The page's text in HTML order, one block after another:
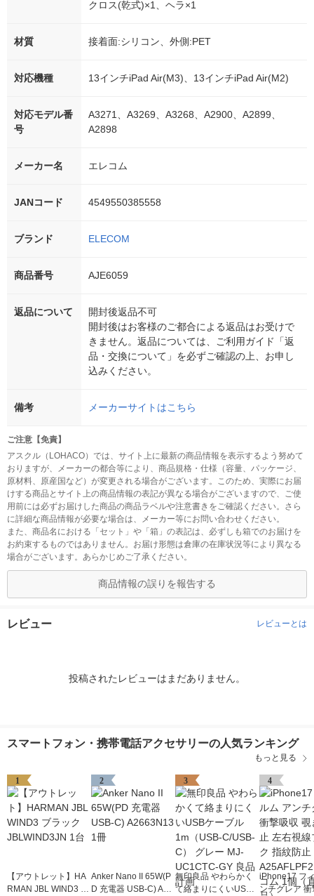
クロス(乾式)×1、ヘラ×1
材質 接着面:シリコン、外側:PET
対応機種 13インチiPad Air(M3)、13インチiPad Air(M2)
対応モデル番
号
A3271、A3269、A3268、A2900、A2899、
A2898
メーカー名 エレコム
JANコード 4549550385558
ブランド ELECOM
商品番号 AJE6059
返品について
開封後返品不可
開封後はお客様のご都合による返品はお受けで
きません。返品については、ご利用ガイド「返
品・交換について」を必ずご確認の上、お申し
込みください。
備考 メーカーサイトはこちら
ご注意【免責】
アスクル（LOHACO）では、サイト上に最新の商品情報を表示するよう努めて
おりますが、メーカーの都合等により、商品規格・仕様（容量、パッケージ、
原材料、原産国など）が変更される場合がございます。このため、実際にお届
けする商品とサイト上の商品情報の表記が異なる場合がございますので、ご使
用前には必ずお届けした商品の商品ラベルや注意書きをご確認ください。さら
に詳細な商品情報が必要な場合は、メーカー等にお問い合わせください。
また、商品名における「セット」や「箱」の表記は、必ずしも箱でのお届けを
お約束するものではありません。お届け形態は倉庫の在庫状況等により異なる
場合がございます。あらかじめご了承ください。
商品情報の誤りを報告する
レビュー レビューとは
投稿されたレビューはまだありません。
スマートフォン・携帯電話アクセサリーの人気ランキング
もっと見る
1
【アウトレット】HA
RMAN JBL WIND3 ブ
2
Anker Nano II 65W(P
D 充電器 USB-C) A26
3
無印良品 やわらかく
て絡まりにくいUSB
4
iPhone17 フ
ンチグレア